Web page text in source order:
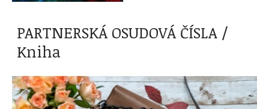
PARTNERSKÁ OSUDOVÁ ČÍSLA /
Kniha